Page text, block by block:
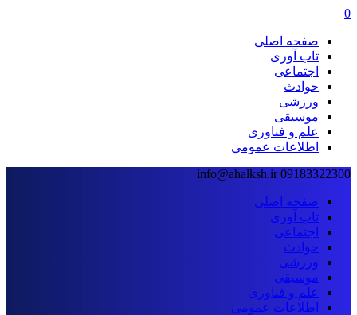
0
صفحه اصلی
تاب آوری
اجتماعی
حوادث
ورزشی
موسیقی
علم و فناوری
اطلاعات عمومی
09183322300
info@ahalksh.ir
صفحه اصلی
تاب آوری
اجتماعی
حوادث
ورزشی
موسیقی
علم و فناوری
اطلاعات عمومی